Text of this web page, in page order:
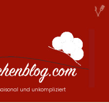
und unkompliziert